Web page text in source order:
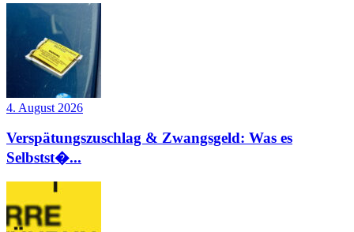
4. August 2026
Verspätungszuschlag & Zwangsgeld: Was es
Selbstst�...